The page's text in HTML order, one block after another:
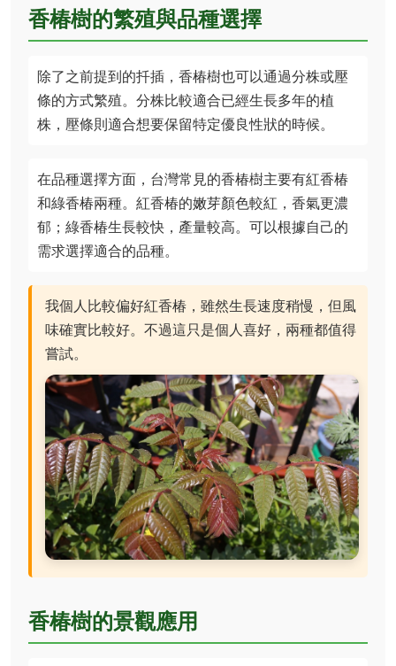
香椿樹的繁殖與品種選擇
除了之前提到的扦插，香椿樹也可以通過分株或壓
條的方式繁殖。分株比較適合已經生長多年的植
株，壓條則適合想要保留特定優良性狀的時候。
在品種選擇方面，台灣常見的香椿樹主要有紅香椿
和綠香椿兩種。紅香椿的嫩芽顏色較紅，香氣更濃
郁；綠香椿生長較快，產量較高。可以根據自己的
需求選擇適合的品種。
我個人比較偏好紅香椿，雖然生長速度稍慢，但風
味確實比較好。不過這只是個人喜好，兩種都值得
嘗試。
香椿樹的景觀應用